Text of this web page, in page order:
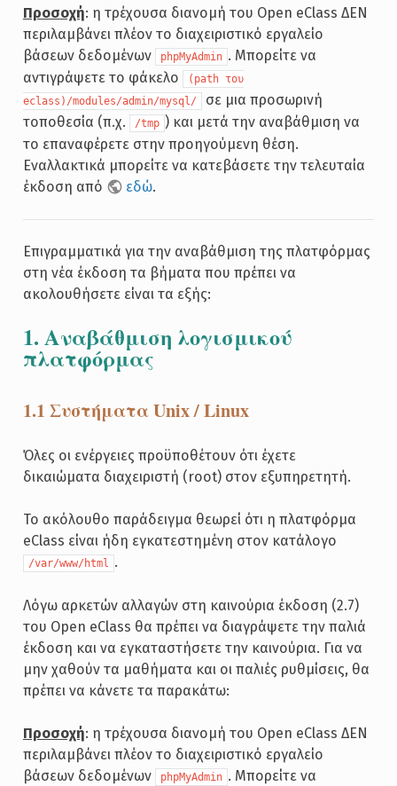
Προσοχή: η τρέχουσα διανομή του Open eClass ΔΕΝ
περιλαμβάνει πλέον το διαχειριστικό εργαλείο
βάσεων δεδομένων
phpMyAdmin . Μπορείτε να
αντιγράψετε το φάκελο
(path του
eclass)/modules/admin/mysql/
σε μια προσωρινή
τοποθεσία (π.χ.
/tmp ) και μετά την αναβάθμιση να
το επαναφέρετε στην προηγούμενη θέση.
Εναλλακτικά μπορείτε να κατεβάσετε την τελευταία
έκδοση από
εδώ.
Επιγραμματικά για την αναβάθμιση της πλατφόρμας
στη νέα έκδοση τα βήματα που πρέπει να
ακολουθήσετε είναι τα εξής:
1. Αναβάθμιση λογισμικού
πλατφόρμας
1.1 Συστήματα Unix / Linux
Όλες οι ενέργειες προϋποθέτουν ότι έχετε
δικαιώματα διαχειριστή (root) στον εξυπηρετητή.
Το ακόλουθο παράδειγμα θεωρεί ότι η πλατφόρμα
eClass είναι ήδη εγκατεστημένη στον κατάλογο
/var/www/html .
Λόγω αρκετών αλλαγών στη καινούρια έκδοση (2.7)
του Open eClass θα πρέπει να διαγράψετε την παλιά
έκδοση και να εγκαταστήσετε την καινούρια. Για να
μην χαθούν τα μαθήματα και οι παλιές ρυθμίσεις, θα
πρέπει να κάνετε τα παρακάτω:
Προσοχή: η τρέχουσα διανομή του Open eClass ΔΕΝ
περιλαμβάνει πλέον το διαχειριστικό εργαλείο
βάσεων δεδομένων
phpMyAdmin . Μπορείτε να